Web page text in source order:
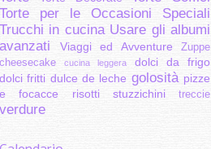
Torte per le Occasioni Speciali
Trucchi in cucina Usare gli albumi
avanzati
Viaggi ed Avventure
Zuppe
cheesecake
cucina leggera
dolci da frigo
dolci fritti dulce de leche golosità pizze
e focacce
risotti stuzzichini treccie
verdure